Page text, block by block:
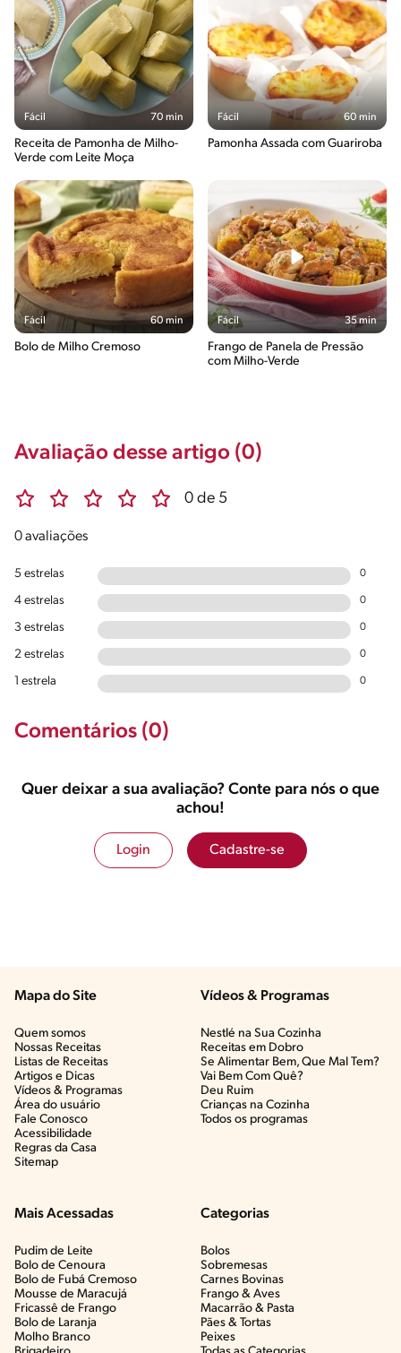
Fácil 70 min
Receita de Pamonha de Milho-
Verde com Leite Moça
Fácil 60 min
Pamonha Assada com Guariroba
Fácil 60 min
Bolo de Milho Cremoso
Fácil 35 min
Frango de Panela de Pressão
com Milho-Verde
Avaliação desse artigo (0)
0 de 5
0 avaliações
5 estrelas 0
4 estrelas 0
3 estrelas 0
2 estrelas 0
1 estrela 0
Comentários (0)
Quer deixar a sua avaliação? Conte para nós o que
achou!
Login Cadastre-se
Mapa do Site
Quem somos
Nossas Receitas
Listas de Receitas​
Artigos e Dicas​
Vídeos & Programas​
Área do usuário
Fale Conosco
Acessibilidade
Regras da Casa
Sitemap
Vídeos & Programas​
Nestlé na Sua Cozinha
Receitas em Dobro
Se Alimentar Bem, Que Mal Tem?​
Vai Bem Com Quê?​
Deu Ruim​
Crianças na Cozinha​
Todos os programas
Mais Acessadas
Pudim de Leite
Bolo de Cenoura
Bolo de Fubá Cremoso
Mousse de Maracujá
Fricassê de Frango
Bolo de Laranja
Molho Branco
Categorias
Bolos
Sobremesas
Carnes Bovinas​
Frango & Aves​
Macarrão & Pasta​
Pães & Tortas​
Peixes